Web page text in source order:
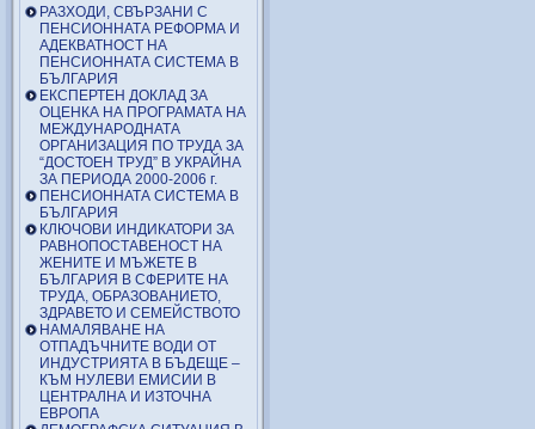
РАЗХОДИ, СВЪРЗАНИ С
ПЕНСИОННАТА РЕФОРМА И
АДЕКВАТНОСТ НА
ПЕНСИОННАТА СИСТЕМА В
БЪЛГАРИЯ
ЕКСПЕРТЕН ДОКЛАД ЗА
ОЦЕНКА НА ПРОГРАМАТА НА
МЕЖДУНАРОДНАТА
ОРГАНИЗАЦИЯ ПО ТРУДА ЗА
“ДОСТОЕН ТРУД” В УКРАЙНА
ЗА ПЕРИОДА 2000-2006 г.
ПЕНСИОННАТА СИСТЕМА В
БЪЛГАРИЯ
КЛЮЧОВИ ИНДИКАТОРИ ЗА
РАВНОПОСТАВЕНОСТ НА
ЖЕНИТЕ И МЪЖЕТЕ В
БЪЛГАРИЯ В СФЕРИТЕ НА
ТРУДА, ОБРАЗОВАНИЕТО,
ЗДРАВЕТО И СЕМЕЙСТВОТО
НАМАЛЯВАНЕ НА
ОТПАДЪЧНИТЕ ВОДИ ОТ
ИНДУСТРИЯТА В БЪДЕЩЕ –
КЪМ НУЛЕВИ ЕМИСИИ В
ЦЕНТРАЛНА И ИЗТОЧНА
ЕВРОПА